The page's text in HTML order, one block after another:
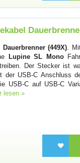
(449X) .
Lupine SL Mono
Der Stecker ist
der USB-C Anschluss
USB-C auf USB-C
lesen »